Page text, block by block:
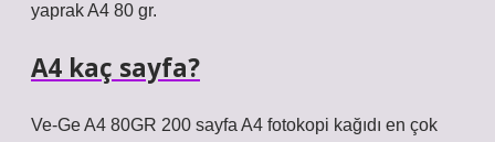
yaprak A4 80 gr.
A4 kaç sayfa?
Ve-Ge A4 80GR 200 sayfa A4 fotokopi kağıdı en çok